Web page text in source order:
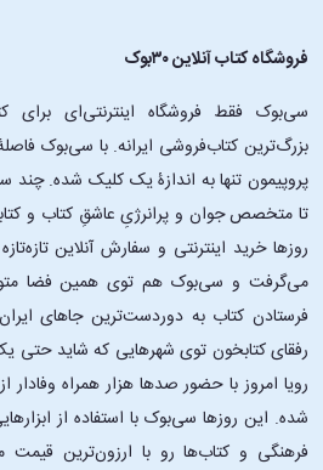
فروشگاه کتاب آنلاین ۳۰بوک
سی‌بوک فقط فروشگاه اینترنتی‌ای
بزرگ‌ترین کتاب‌فروشی ایرانه. با سی‌بوک
تا متخصص جوان و پرانرژیِ عاشقِ کتاب و
روزها خرید اینترنتی و سفارش آنلاین
می‌گرفت و سی‌بوک هم توی همین فضا
فرستادن کتاب به دوردست‌ترین جاهای
رفقای کتابخون توی شهرهایی که شاید حتی
رویا امروز با حضور صدها هزار همراه
شده. این ‌روزها سی‌بوک با استفاده از
فرهنگی و کتاب‌ها رو با ارزون‌ترین